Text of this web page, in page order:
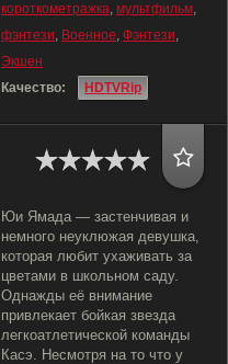
короткометражка, мультфильм,
фэнтези, Военное, Фэнтези,
Экшен
Качество:
HDTVRip
Юи Ямада — застенчивая и
немного неуклюжая девушка,
которая любит ухаживать за
цветами в школьном саду.
Однажды её внимание
привлекает бойкая звезда
легкоатлетической команды
Касэ. Несмотря на то что у